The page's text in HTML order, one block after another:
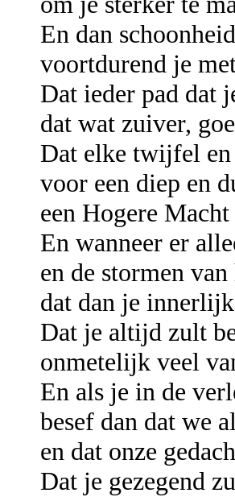
En dan
voortdurend je
Dat ieder pad dat
dat wat zuiver,
Dat elke twijfel en
voor een diep en
een Hogere
En wanneer er
en de stormen
dat dan je
Dat je altijd zult
onmetelijk veel
En als je in de
besef dan dat we
en dat onze
Dat je gezegend